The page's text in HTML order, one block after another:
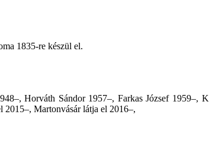
1835-re készül el.
Horváth Sándor 1957–, Farkas József
Martonvásár látja el 2016–,